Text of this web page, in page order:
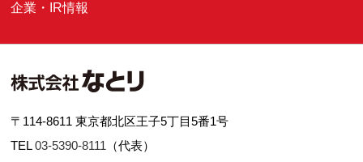
企業・IR情報
〒114-8611 東京都北区王子5丁目5番1号
TEL03-5390-8111 （代表）